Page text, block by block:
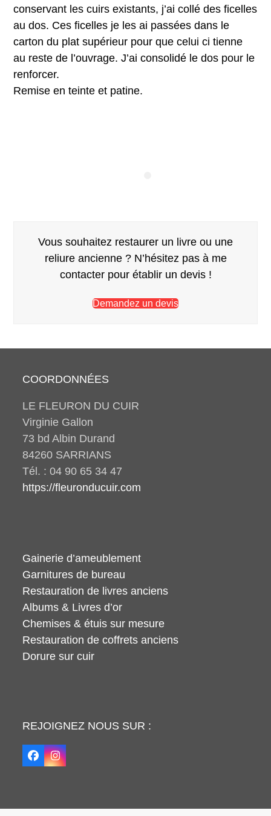
conservant les cuirs existants, j’ai collé des ficelles
au dos. Ces ficelles je les ai passées dans le
carton du plat supérieur pour que celui ci tienne
au reste de l’ouvrage. J’ai consolidé le dos pour le
renforcer.
Remise en teinte et patine.
Vous souhaitez restaurer un livre ou une
reliure ancienne ? N’hésitez pas à me
contacter pour établir un devis !
Demandez un devis
COORDONNÉES
LE FLEURON DU CUIR
Virginie Gallon
73 bd Albin Durand
84260 SARRIANS
Tél. : 04 90 65 34 47
https://fleuronducuir.com
Gainerie d’ameublement
Garnitures de bureau
Restauration de livres anciens
Albums & Livres d’or
Chemises & étuis sur mesure
Restauration de coffrets anciens
Dorure sur cuir
REJOIGNEZ NOUS SUR :
FacebookInstagram